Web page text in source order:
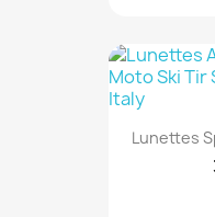
Lunettes